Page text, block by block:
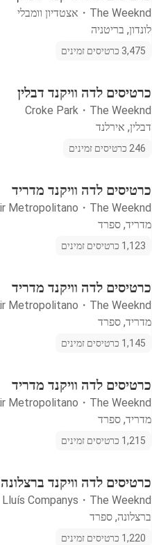
The Weeknd
・ אצטדיון וומבלי
לונדון, בריטניה
3,475 כרטיסים זמינים
כרטיסים לדה וויקנד דבלין
The Weeknd
・
Croke Park
דבלין, אירלנד
246 כרטיסים זמינים
כרטיסים לדה וויקנד מדריד
The Weeknd
・
Metropolitano
מדריד, ספרד
1,123 כרטיסים זמינים
כרטיסים לדה וויקנד מדריד
The Weeknd
・
Metropolitano
מדריד, ספרד
1,145 כרטיסים זמינים
כרטיסים לדה וויקנד מדריד
The Weeknd
・
Metropolitano
מדריד, ספרד
1,215 כרטיסים זמינים
כרטיסים לדה וויקנד ברצלונה
The Weeknd
・
Companys
ברצלונה, ספרד
1,220 כרטיסים זמינים